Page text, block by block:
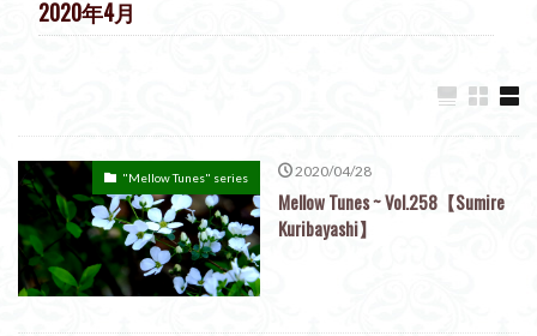
2020年4月
"Mellow Tunes" series 2020/04/28
Mellow Tunes ~ Vol.258【Sumire
Kuribayashi】